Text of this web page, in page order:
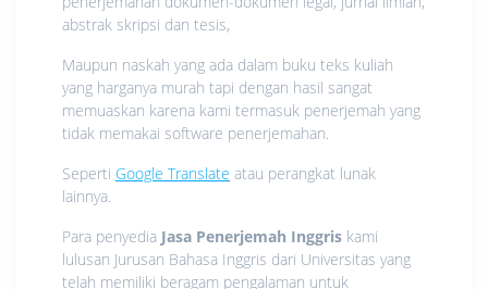
abstrak skripsi dan tesis,
Maupun naskah yang ada dalam buku teks kuliah
yang harganya murah tapi dengan hasil sangat
memuaskan karena kami termasuk penerjemah yang
tidak memakai software penerjemahan.
Seperti Google Translate atau perangkat lunak
lainnya.
Para penyedia Jasa Penerjemah Inggris kami
lulusan Jurusan Bahasa Inggris dari Universitas yang
telah memiliki beragam pengalaman untuk